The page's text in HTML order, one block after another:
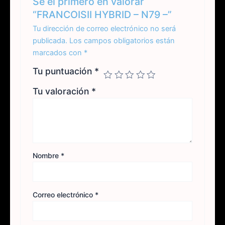
“FRANCOISII HYBRID – N79 –”
Tu dirección de correo electrónico no será
publicada. Los campos obligatorios están
marcados con *
Tu puntuación *
Tu valoración *
Nombre *
Correo electrónico *